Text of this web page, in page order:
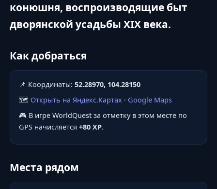
конюшня, воспроизводящие быт
дворянской усадьбы XIX века.
Как добраться
📌 Координаты: 52.28970, 104.28150
🗺️ Открыть на Яндекс.Картах · Google Maps
🎮 В игре WorldQuest за отметку в этом месте по
GPS начисляется +80 XP.
Места рядом